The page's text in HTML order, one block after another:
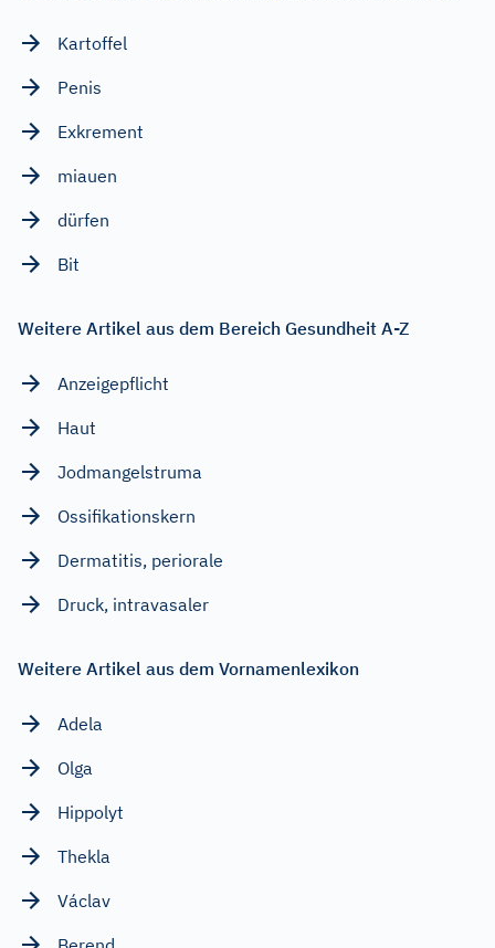
Kartoffel
Penis
Exkrement
miauen
dürfen
Bit
Weitere Artikel aus dem Bereich Gesundheit A-Z
Anzeigepflicht
Haut
Jodmangelstruma
Ossifikationskern
Dermatitis, periorale
Druck, intravasaler
Weitere Artikel aus dem Vornamenlexikon
Adela
Olga
Hippolyt
Thekla
Václav